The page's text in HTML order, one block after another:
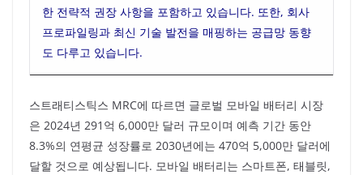
한 전략적 권장 사항을 포함하고 있습니다. 또한, 회사
프로파일링과 최신 기술 발전을 매핑하는 공급망 동향
도 다루고 있습니다.
스트래티스틱스 MRC에 따르면 글로벌 모바일 배터리 시장
은 2024년 291억 6,000만 달러 규모이며 예측 기간 동안
8.3%의 연평균 성장률로 2030년에는 470억 5,000만 달러에
달할 것으로 예상됩니다. 모바일 배터리는 스마트폰, 태블릿,